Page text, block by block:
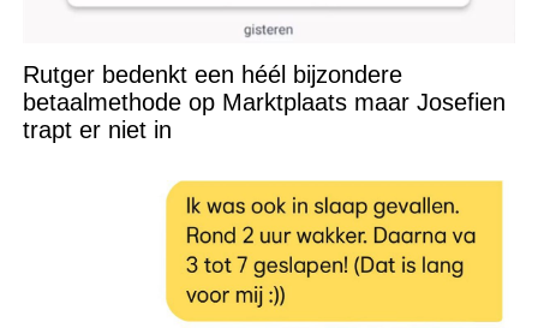
Rutger bedenkt een héél bijzondere
betaalmethode op Marktplaats maar Josefien
trapt er niet in